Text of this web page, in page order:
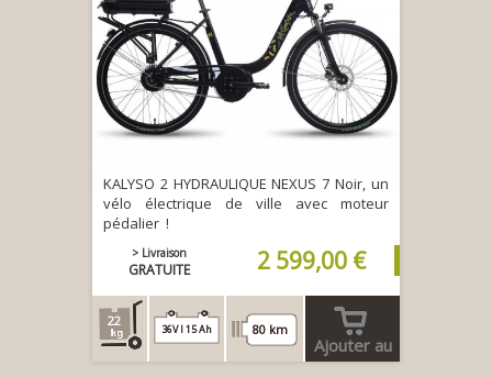
KALYSO 2 HYDRAULIQUE NEXUS 7 Noir, un
vélo électrique de ville avec moteur
pédalier !
> Livraison
GRATUITE 2 599,00 €
22
36V l 15 Ah 80 km
Ajouter au
panier